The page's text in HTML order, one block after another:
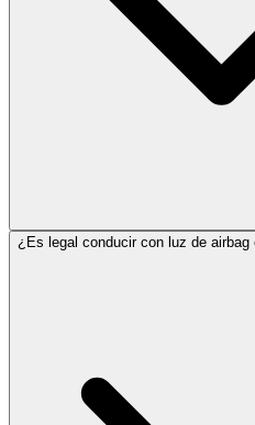
¿Es legal conducir con luz de airbag